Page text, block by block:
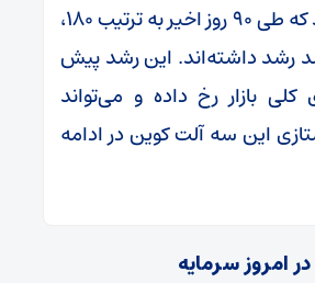
دیفای قرار دارند که طی ۹۰ روز اخیر به ترتیب ۱۸۰،
۱۳۲ درصد رشد داشته‌اند. این رشد پیش
کلی بازار رخ داده و می‌تواند
این سه آلت کوین در ادامه
امروز سرمایه